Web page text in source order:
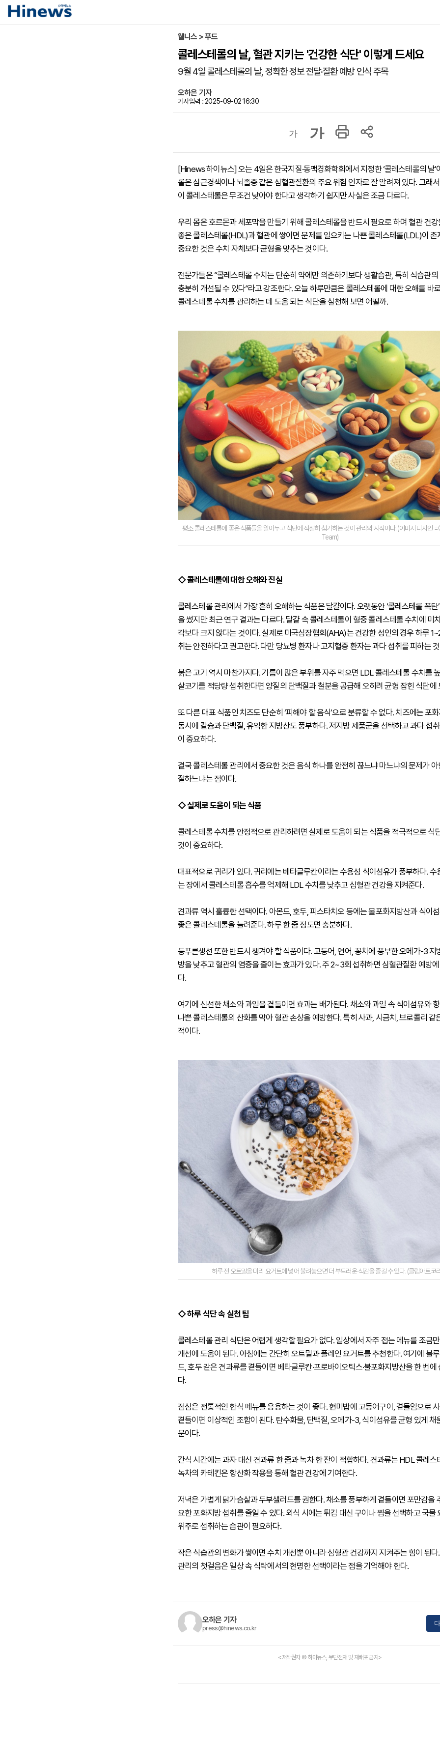
웰니스 > 푸드
콜레스테롤의 날, 혈관 지키는 '건강한 식단' 이렇게 드세요
9월 4일 콜레스테롤의 날, 정확한 정보 전달·질환 예방 인식 주목
오하은 기자
기사입력 : 2025-09-02 16:30
가 가
[Hinews 하이뉴스] 오는 4일은 한국지질·동맥경화학회에서 지정한 ‘콜레스테롤의 날’
롤은 심근경색이나 뇌졸중 같은 심혈관질환의 주요 위험 인자로 잘 알려져 있다. 그래
이 콜레스테롤은 무조건 낮아야 한다고 생각하기 쉽지만 사실은 조금 다르다.
우리 몸은 호르몬과 세포막을 만들기 위해 콜레스테롤을 반드시 필요로 하며 혈관 건
좋은 콜레스테롤(HDL)과 혈관에 쌓이면 문제를 일으키는 나쁜 콜레스테롤(LDL)이 존
중요한 것은 수치 자체보다 균형을 맞추는 것이다.
전문가들은 “콜레스테롤 수치는 단순히 약에만 의존하기보다 생활습관, 특히 식습관
충분히 개선될 수 있다”라고 강조한다. 오늘 하루만큼은 콜레스테롤에 대한 오해를 바
콜레스테롤 수치를 관리하는 데 도움 되는 식단을 실천해 보면 어떨까.
평소 콜레스테롤에 좋은 식품들을 알아두고 식단에 적절히 첨가하는 것이 관리의 시작이다. (이미지 디자인
Team)
◇ 콜레스테롤에 대한 오해와 진실
콜레스테롤 관리에서 가장 흔히 오해하는 식품은 달걀이다. 오랫동안 ‘콜레스테롤 폭탄
을 썼지만 최근 연구 결과는 다르다. 달걀 속 콜레스테롤이 혈중 콜레스테롤 수치에 미
각보다 크지 않다는 것이다. 실제로 미국심장협회(AHA)는 건강한 성인의 경우 하루
취는 안전하다고 권고한다. 다만 당뇨병 환자나 고지혈증 환자는 과다 섭취를 피하는
붉은 고기 역시 마찬가지다. 기름이 많은 부위를 자주 먹으면 LDL 콜레스테롤 수치를
살코기를 적당량 섭취한다면 양질의 단백질과 철분을 공급해 오히려 균형 잡힌 식단에
또 다른 대표 식품인 치즈도 단순히 ‘피해야 할 음식’으로 분류할 수 없다. 치즈에는 포
동시에 칼슘과 단백질, 유익한 지방산도 풍부하다. 저지방 제품군을 선택하고 과다 섭
이 중요하다.
결국 콜레스테롤 관리에서 중요한 것은 음식 하나를 완전히 끊느냐 마느냐의 문제가
절하느냐는 점이다.
◇ 실제로 도움이 되는 식품
콜레스테롤 수치를 안정적으로 관리하려면 실제로 도움이 되는 식품을 적극적으로 식
것이 중요하다.
대표적으로 귀리가 있다. 귀리에는 베타글루칸이라는 수용성 식이섬유가 풍부하다. 수
는 장에서 콜레스테롤 흡수를 억제해 LDL 수치를 낮추고 심혈관 건강을 지켜준다.
견과류 역시 훌륭한 선택이다. 아몬드, 호두, 피스타치오 등에는 불포화지방산과 식이
좋은 콜레스테롤을 늘려준다. 하루 한 줌 정도면 충분하다.
등푸른생선 또한 반드시 챙겨야 할 식품이다. 고등어, 연어, 꽁치에 풍부한 오메가-3 지
방을 낮추고 혈관의 염증을 줄이는 효과가 있다. 주 2~3회 섭취하면 심혈관질환 예방
다.
여기에 신선한 채소와 과일을 곁들이면 효과는 배가된다. 채소와 과일 속 식이섬유와
나쁜 콜레스테롤의 산화를 막아 혈관 손상을 예방한다. 특히 사과, 시금치, 브로콜리 같
적이다.
하루 전 오트밀을 미리 요거트에 넣어 불려놓으면 더 부드러운 식감을 즐길 수 있다. (클립아트코
◇ 하루 식단 속 실천 팁
콜레스테롤 관리 식단은 어렵게 생각할 필요가 없다. 일상에서 자주 접는 메뉴를 조금
개선에 도움이 된다. 아침에는 간단히 오트밀과 플레인 요거트를 추천한다. 여기에 블
드, 호두 같은 견과류를 곁들이면 베타글루칸·프로바이오틱스·불포화지방산을 한 번에
다.
점심은 전통적인 한식 메뉴를 응용하는 것이 좋다. 현미밥에 고등어구이, 곁들임으로
곁들이면 이상적인 조합이 된다. 탄수화물, 단백질, 오메가-3, 식이섬유를 균형 있게 채
문이다.
간식 시간에는 과자 대신 견과류 한 줌과 녹차 한 잔이 적합하다. 견과류는 HDL 콜레스
녹차의 카테킨은 항산화 작용을 통해 혈관 건강에 기여한다.
저녁은 가볍게 닭가슴살과 두부샐러드를 권한다. 채소를 풍부하게 곁들이면 포만감을
요한 포화지방 섭취를 줄일 수 있다. 외식 시에는 튀김 대신 구이나 찜을 선택하고 국물
위주로 섭취하는 습관이 필요하다.
작은 식습관의 변화가 쌓이면 수치 개선뿐 아니라 심혈관 건강까지 지켜주는 힘이 된
관리의 첫걸음은 일상 속 식탁에서의 현명한 선택이라는 점을 기억해야 한다.
오하은 기자
press@hinews.co.kr
<저작권자 © 하이뉴스, 무단전재 및 재배포 금지>